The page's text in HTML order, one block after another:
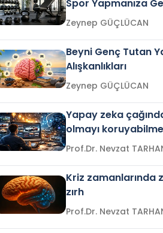
Spor Yapmanıza
Zeynep GÜÇLÜCAN
Beyni Genç Tutan
Alışkanlıkları
Zeynep GÜÇLÜCAN
Yapay zeka
olmayı
Prof.Dr. Nevzat
Kriz zamanlarında
zırh
Prof.Dr. Nevzat